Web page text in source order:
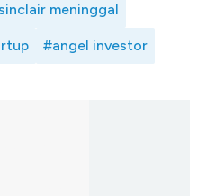
meninggal
#angel investor